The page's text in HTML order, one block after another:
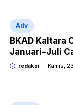
Adv
BKAD Kaltara
Januari–Juli
redaksi Kamis,